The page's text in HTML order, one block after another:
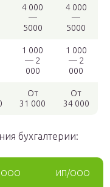
4 000
—
5000
4 000
—
5000
1 000
— 2
000
1 000
— 2
000
От
31 000
От
34 000
бухгалтерии:
ООО ИП/ООО